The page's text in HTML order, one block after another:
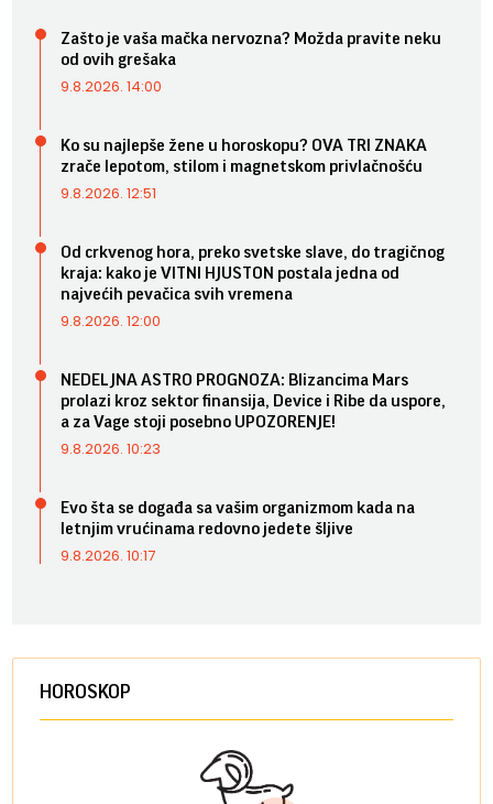
Zašto je vaša mačka nervozna? Možda pravite neku
od ovih grešaka
9.8.2026. 14:00
Ko su najlepše žene u horoskopu? OVA TRI ZNAKA
zrače lepotom, stilom i magnetskom privlačnošću
9.8.2026. 12:51
Od crkvenog hora, preko svetske slave, do tragičnog
kraja: kako je VITNI HJUSTON postala jedna od
najvećih pevačica svih vremena
9.8.2026. 12:00
NEDELJNA ASTRO PROGNOZA: Blizancima Mars
prolazi kroz sektor finansija, Device i Ribe da uspore,
a za Vage stoji posebno UPOZORENJE!
9.8.2026. 10:23
Evo šta se događa sa vašim organizmom kada na
letnjim vrućinama redovno jedete šljive
9.8.2026. 10:17
HOROSKOP